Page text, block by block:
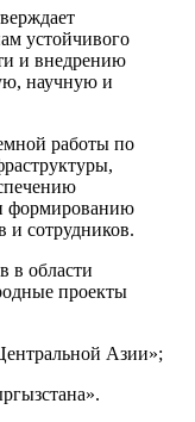
устойчивого
и внедрению
научную и
работы по
формированию
и сотрудников.
в области
проекты
Азии»;